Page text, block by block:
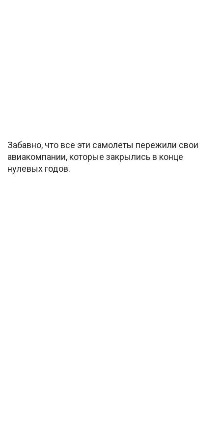
Забавно, что все эти самолеты пережили свои
авиакомпании, которые закрылись в конце
нулевых годов.